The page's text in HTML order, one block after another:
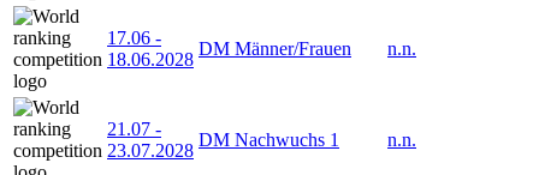
17.06 -
18.06.2028
DM Männer/Frauen n.n.
21.07 -
23.07.2028
DM Nachwuchs 1 n.n.